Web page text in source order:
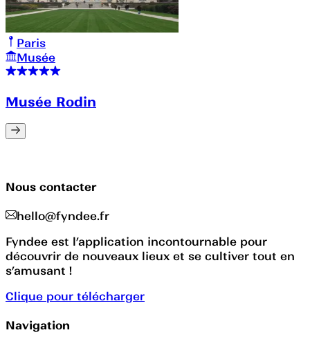
Paris
Musée
Musée Rodin
Nous contacter
hello@fyndee.fr
Fyndee est l’application incontournable pour
découvrir de nouveaux lieux et se cultiver tout en
s’amusant !
Clique pour télécharger
Navigation